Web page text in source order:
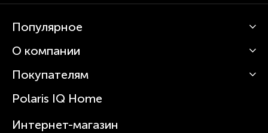
Популярное
Кофемашины
Вертикальные пылесосы
Зубные щетки и ирригаторы
Увлажнители
О компании
О Polaris
Статьи
Покупателям
Сервисные центры
Где купить
Polaris IQ Home
Интернет-магазин